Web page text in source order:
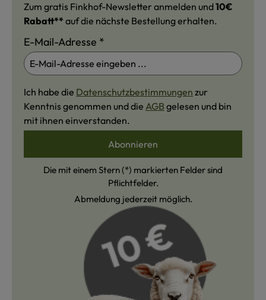
Zum gratis Finkhof-Newsletter anmelden und10€
Rabatt** auf die nächste Bestellung erhalten.
E-Mail-Adresse *
Ich habe die Datenschutzbestimmungen zur
Kenntnis genommen und die AGB gelesen und bin
mit ihnen einverstanden.
Abonnieren
Die mit einem Stern (*) markierten Felder sind
Pflichtfelder.
Abmeldung jederzeit möglich.